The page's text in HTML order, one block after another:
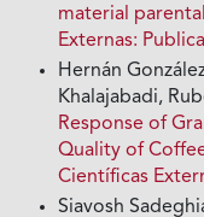
material parental
Externas:
Hernán
Khalajabadi,
Response of
Quality of
Científicas
Siavosh